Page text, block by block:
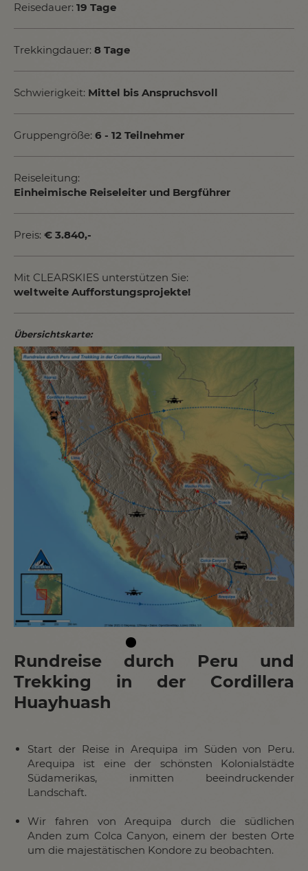
Reisedauer: 19 Tage
Trekkingdauer: 8 Tage
Schwierigkeit: Mittel bis Anspruchsvoll
Gruppengröße: 6 - 12 Teilnehmer
Reiseleitung:
Einheimische Reiseleiter und Bergführer
Preis: € 3.840,-
Mit CLEARSKIES unterstützen Sie:
weltweite Aufforstungsprojekte!
Übersichtskarte:
Rundreise durch Peru und
Trekking in der Cordillera
Huayhuash
Start der Reise in Arequipa im Süden von Peru.
Arequipa ist eine der schönsten Kolonialstädte
Südamerikas, inmitten beeindruckender
Landschaft.
Wir fahren von Arequipa durch die südlichen
Anden zum Colca Canyon, einem der besten Orte
um die majestätischen Kondore zu beobachten.